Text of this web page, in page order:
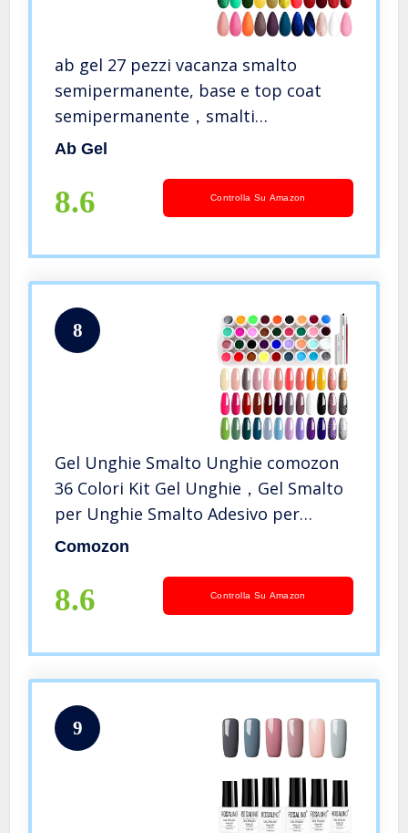
ab gel 27 pezzi vacanza smalto
semipermanente, base e top coat
semipermanente，smalti
semipermanenti per unghie，verde
bianco rosa colori gel unghie Imposta
EUCG08
Ab Gel
8.6 Controlla Su Amazon
8
Gel Unghie Smalto Unghie comozon
36 Colori Kit Gel Unghie，Gel Smalto
per Unghie Smalto Adesivo per
Unghie，Unghie Gel Kit Professionale
Smalto Gel Unghie UV (Standard)
Comozon
8.6 Controlla Su Amazon
9